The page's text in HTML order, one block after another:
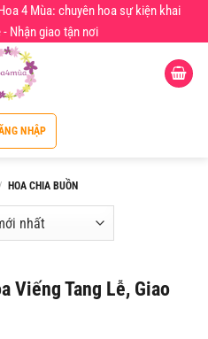
4 Mùa: chuyên hoa sự kiện khai
Nhận giao tận nơi
NHẬP
HOA CHIA BUỒN
Viếng Tang Lễ, Giao